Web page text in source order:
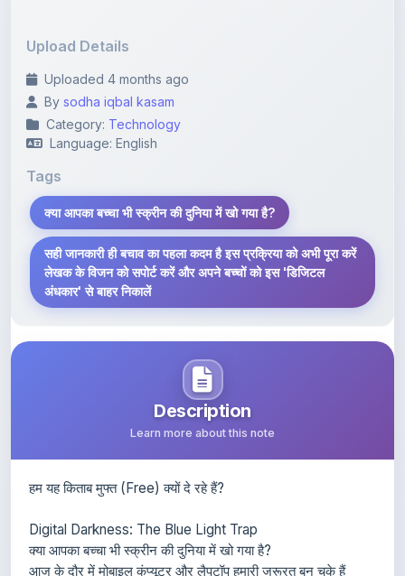
Uploaded 4 months ago
Category:Technology
Language: English
Tags
क्या आपका बच्चा भी स्क्रीन की दुनिया में खो गया है?
सही जानकारी ही बचाव का पहला कदम है इस प्रक्रिया को अभी पूरा करें
लेखक के विजन को सपोर्ट करें और अपने बच्चों को इस 'डिजिटल
अंधकार' से बाहर निकालें
Description
Learn more about this note
Digital Darkness: The Blue Light Trap
आज के दौर में मोबाइल कंप्यूटर और लैपटॉप हमारी जरूरत बन चुके हैं
लेकिन क्या आप जानते हैं कि यही उपकरण हमारे बच्चों के भविष्य के लिए एक
'ब्लू लाइट ट्रैप' (नीली रोशनी का जाल) बनते जा रहे हैं? यदि आपके बच्चे